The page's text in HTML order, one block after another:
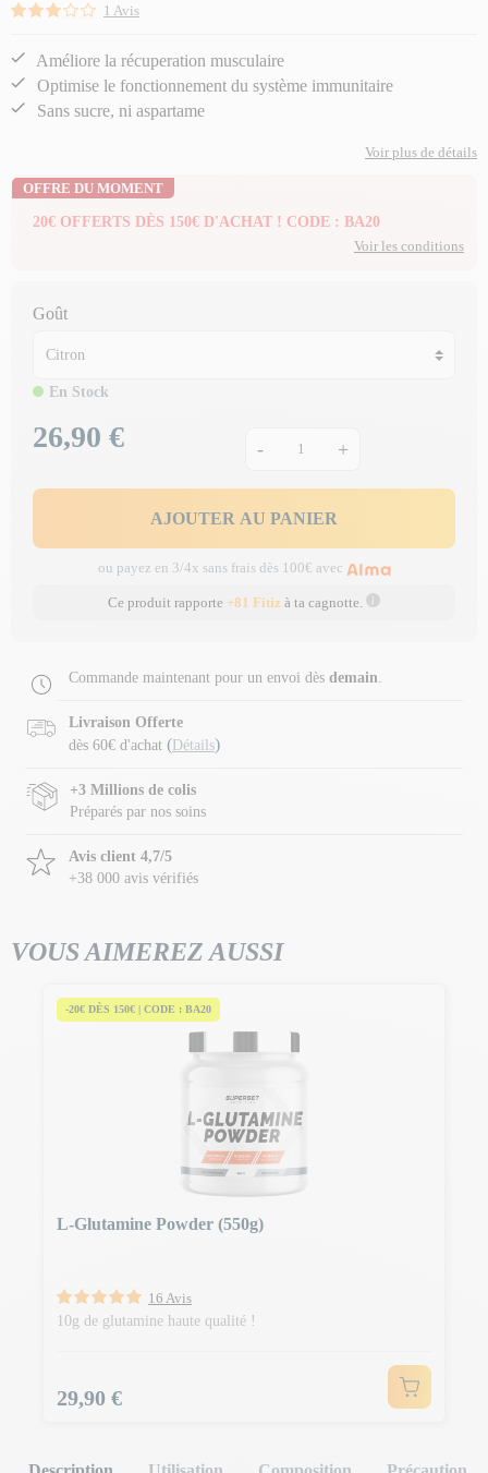
1 Avis
Améliore la récuperation musculaire
Optimise le fonctionnement du système immunitaire
Sans sucre, ni aspartame
Voir plus de détails
OFFRE DU MOMENT
20€ OFFERTS DÈS 150€ D'ACHAT ! CODE : BA20
Voir les conditions
Goût
En Stock
Prix
26,90 € - +
AJOUTER AU PANIER
ou payez en 3/4x sans frais dès 100€ avec
Ce produit rapporte +81 Fitiz à ta cagnotte.
Commande maintenant pour un envoi dès demain.
Livraison Offerte
dès 60€ d'achat ( Détails)
+3 Millions de colis
Préparés par nos soins
Avis client 4,7/5
+38 000 avis vérifiés
VOUS AIMEREZ AUSSI
-20€ DÈS 150€ | CODE : BA20
L-Glutamine Powder (550g)
16 Avis
10g de glutamine haute qualité !
Prix
29,90 €